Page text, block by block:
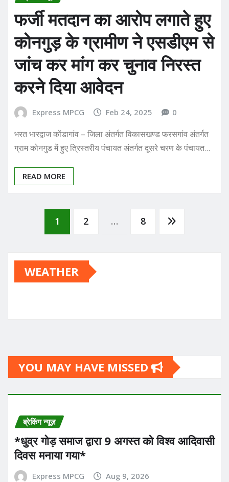
फर्जी मतदान का आरोप लगाते हुए
कोनगुड़ के ग्रामीण ने एसडीएम से
जांच कर मांग कर चुनाव निरस्त
करने दिया आवेदन
Express MPCG Feb 24, 2025 0
भरत भारद्वाज कोंडागांव – जिला अंतर्गत विकासखण्ड फरसगांव अंतर्गत
ग्राम कोनगुड में हुए त्रिस्तरीय पंचायत अंतर्गत दूसरे चरण के पंचायत…
READ MORE
Posts
pagination
1 2 … 8
WEATHER
YOU MAY HAVE MISSED
ब्रेकिंग न्यूज़
*धुव्र गोड़ समाज द्वारा 9 अगस्त को विश्व आदिवासी
दिवस मनाया गया*
Express MPCG Aug 9, 2026